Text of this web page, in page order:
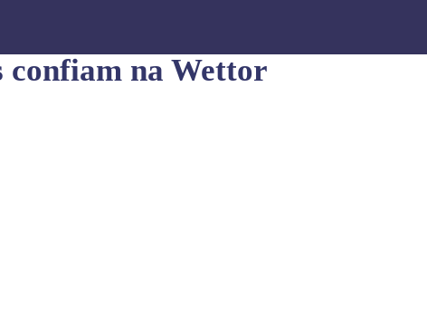
confiam na Wettor